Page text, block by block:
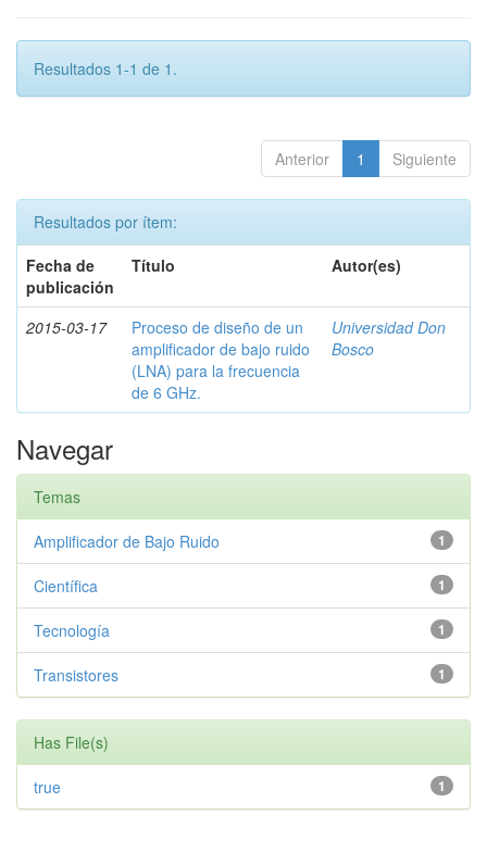
Resultados 1-1 de 1.
Anterior 1 Siguiente
Resultados por ítem:
Fecha de
publicación
Título Autor(es)
2015-03-17
Proceso de diseño de un
amplificador de bajo ruido
(LNA) para la frecuencia
de 6 GHz.
Universidad Don
Bosco
Navegar
Temas
1
Amplificador de Bajo Ruido
1
Científica
1
Tecnología
1
Transistores
Has File(s)
1
true